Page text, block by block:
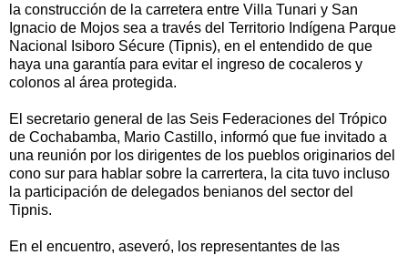
la construcción de la carretera entre Villa Tunari y San
Ignacio de Mojos sea a través del Territorio Indígena Parque
Nacional Isiboro Sécure (Tipnis), en el entendido de que
haya una garantía para evitar el ingreso de cocaleros y
colonos al área protegida.
El secretario general de las Seis Federaciones del Trópico
de Cochabamba, Mario Castillo, informó que fue invitado a
una reunión por los dirigentes de los pueblos originarios del
cono sur para hablar sobre la carrertera, la cita tuvo incluso
la participación de delegados benianos del sector del
Tipnis.
En el encuentro, aseveró, los representantes de las